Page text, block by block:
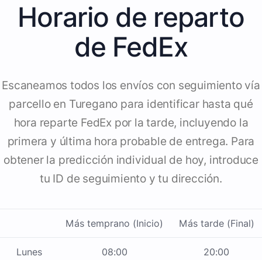
Horario de reparto
de FedEx
Escaneamos todos los envíos con seguimiento vía
parcello en Turegano para identificar hasta qué
hora reparte FedEx por la tarde, incluyendo la
primera y última hora probable de entrega. Para
obtener la predicción individual de hoy, introduce
tu ID de seguimiento y tu dirección.
Más temprano (Inicio) Más tarde (Final)
Lunes 08:00 20:00